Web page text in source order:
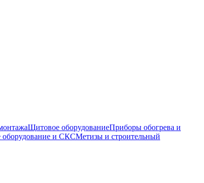
Щитовое оборудованиеПриборы обогрева и
оборудование и СКСМетизы и строительный